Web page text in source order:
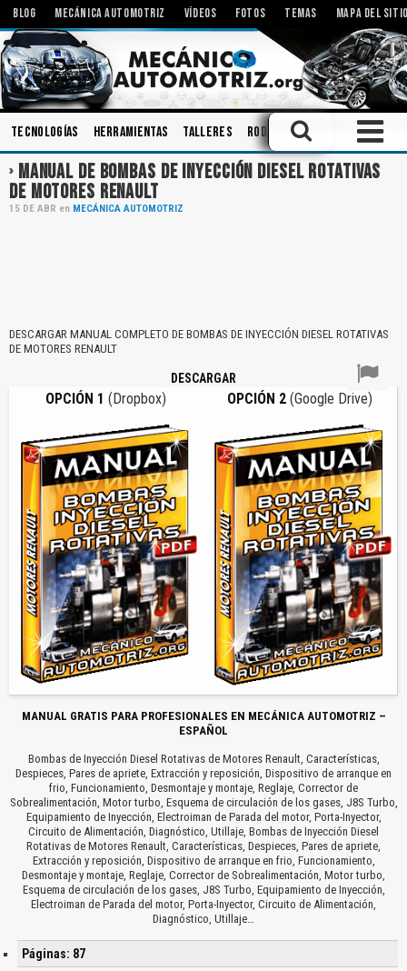
BLOG MECÁNICA AUTOMOTRIZ VÍDEOS FOTOS TEMAS MAPA DEL
Tecnologías Herramientas Talleres Rodamientos Pistones
MANUAL DE BOMBAS DE INYECCIÓN DIESEL ROTATIVAS
DE MOTORES RENAULT
15 DE ABR en MECÁNICA AUTOMOTRIZ
DESCARGAR MANUAL COMPLETO DE BOMBAS DE INYECCIÓN DIESEL ROTATIVAS
DE MOTORES RENAULT
DESCARGAR
OPCIÓN 1 (Dropbox) OPCIÓN 2 (Google Drive)
MANUAL GRATIS PARA PROFESIONALES EN MECÁNICA AUTOMOTRIZ –
ESPAÑOL
Bombas de Inyección Diesel Rotativas de Motores Renault, Características,
Despieces, Pares de apriete, Extracción y reposición, Dispositivo de arranque en
frio, Funcionamiento, Desmontaje y montaje, Reglaje, Corrector de
Sobrealimentación, Motor turbo, Esquema de circulación de los gases, J8S Turbo,
Equipamiento de Inyección, Electroiman de Parada del motor, Porta-Inyector,
Circuito de Alimentación, Diagnóstico, Utillaje, Bombas de Inyección Diesel
Rotativas de Motores Renault, Características, Despieces, Pares de apriete,
Extracción y reposición, Dispositivo de arranque en frio, Funcionamiento,
Desmontaje y montaje, Reglaje, Corrector de Sobrealimentación, Motor turbo,
Esquema de circulación de los gases, J8S Turbo, Equipamiento de Inyección,
Electroiman de Parada del motor, Porta-Inyector, Circuito de Alimentación,
Diagnóstico, Utillaje…
Páginas: 87